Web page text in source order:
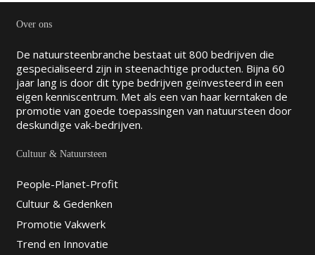
Over ons
De natuursteenbranche bestaat uit 800 bedrijven die
gespecialiseerd zijn in steenachtige producten. Bijna 60
jaar lang is door dit type bedrijven geïnvesteerd in een
eigen kenniscentrum. Met als een van haar kerntaken de
promotie van goede toepassingen van natuursteen door
deskundige vak-bedrijven.
Cultuur & Natuursteen
People-Planet-Profit
Cultuur & Gedenken
Promotie Vakwerk
Trend en Innovatie